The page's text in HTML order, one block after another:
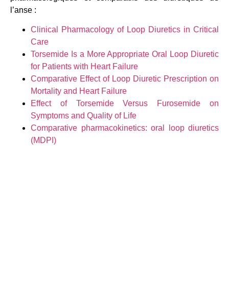
l’anse :
Clinical Pharmacology of Loop Diuretics in Critical
Care
Torsemide Is a More Appropriate Oral Loop Diuretic
for Patients with Heart Failure
Comparative Effect of Loop Diuretic Prescription on
Mortality and Heart Failure
Effect of Torsemide Versus Furosemide on
Symptoms and Quality of Life
Comparative pharmacokinetics: oral loop diuretics
(MDPI)